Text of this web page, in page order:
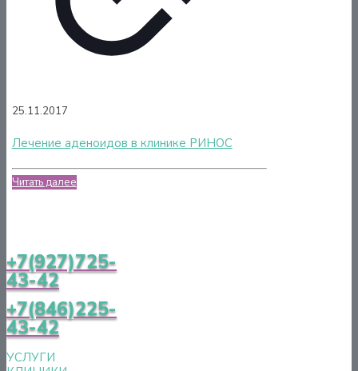
25.11.2017
Лечение аденоидов в клинике РИНОС
Читать далее
+7(927)725-
43-42
+7(846)225-
43-42
УСЛУГИ